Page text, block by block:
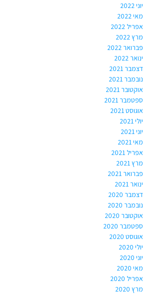
יוני 2022
מאי 2022
אפריל 2022
מרץ 2022
פברואר 2022
ינואר 2022
דצמבר 2021
נובמבר 2021
אוקטובר 2021
ספטמבר 2021
אוגוסט 2021
יולי 2021
יוני 2021
מאי 2021
אפריל 2021
מרץ 2021
פברואר 2021
ינואר 2021
דצמבר 2020
נובמבר 2020
אוקטובר 2020
ספטמבר 2020
אוגוסט 2020
יולי 2020
יוני 2020
מאי 2020
אפריל 2020
מרץ 2020